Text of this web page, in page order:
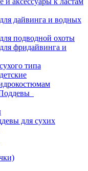
дайвинга и водных
подводной охоты
фридайвинга и
типа
для сухих